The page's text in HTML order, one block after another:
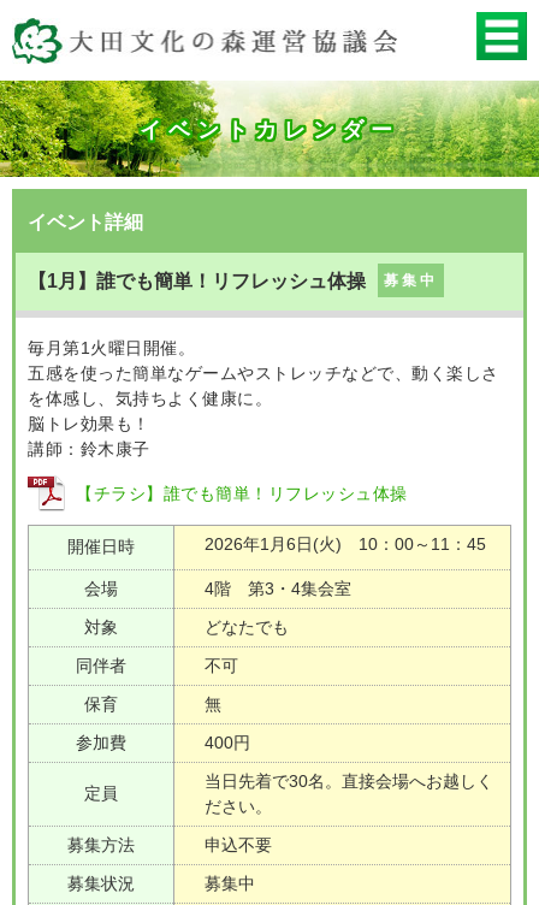
イベントカレンダー
イベント詳細
【1月】誰でも簡単！リフレッシュ体操 募集中
毎月第1火曜日開催。
五感を使った簡単なゲームやストレッチなどで、動く楽しさ
を体感し、気持ちよく健康に。
脳トレ効果も！
講師：鈴木康子
【チラシ】誰でも簡単！リフレッシュ体操
開催日時 2026年1月6日(火) 10：00～11：45
会場
4階 第3・4集会室
対象
どなたでも
同伴者
不可
保育
無
参加費
400円
定員
当日先着で30名。直接会場へお越しく
ださい。
募集方法
申込不要
募集状況
募集中